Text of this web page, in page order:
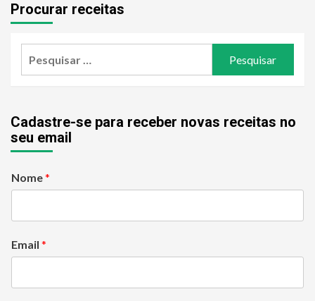
Procurar receitas
Cadastre-se para receber novas receitas no
seu email
Nome*
Email *